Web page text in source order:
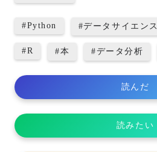
#Python #データサイエンス
#R #本 #データ分析
読んだ
読みたい